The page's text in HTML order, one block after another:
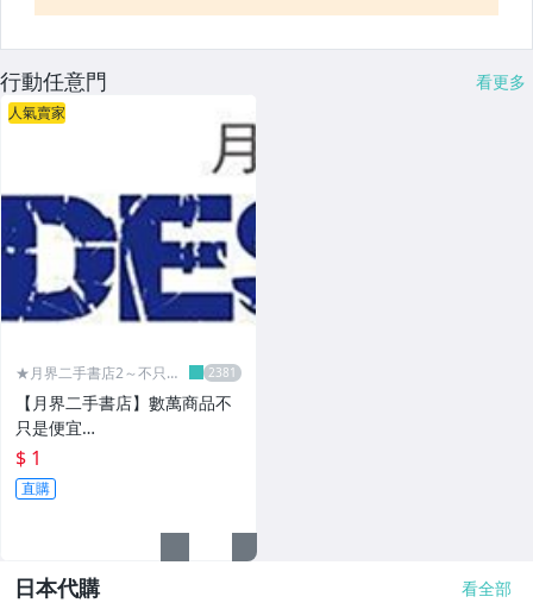
行動任意門 看更多
人氣賣家
★月界二手書店2～不只是
【月界二手書店】數萬商品不
只是便宜…
$ 1
直購
日本代購 看全部